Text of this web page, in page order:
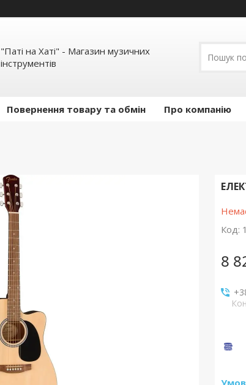
"Паті на Хаті" - Магазин музичних
інструментів
Повернення товару та обмін Про компанію
Код:
8